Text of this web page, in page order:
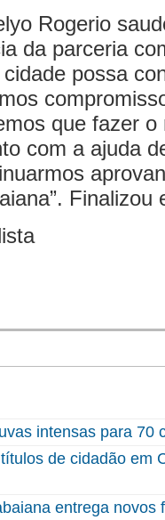
Rogerio
da parceria
possa
que fazer
com a ajuda
Finalizou
intensas para 70
de cidadão em
entrega novos